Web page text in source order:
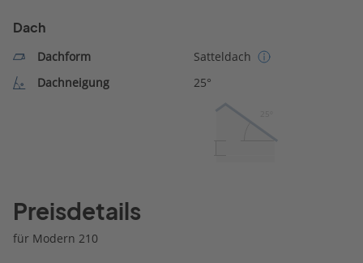
Dach
Dachform
Satteldach
Dachneigung
25°
Preisdetails
für Modern 210